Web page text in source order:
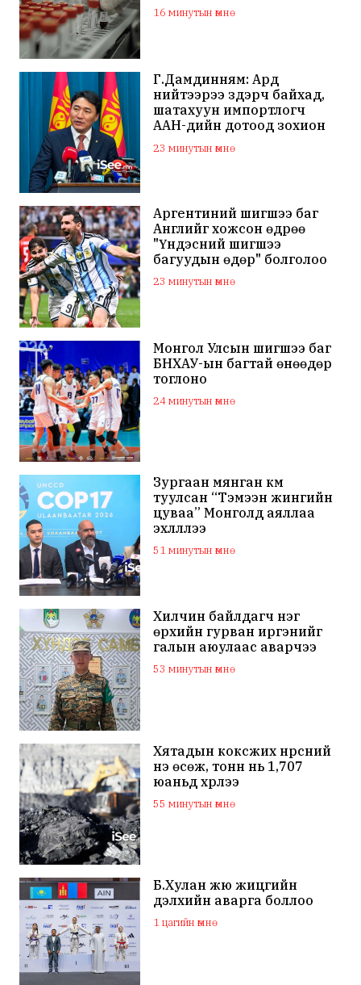
16 минутын өмнө
Г.Дамдинням: Ард
нийтээрээ зүдэрч байхад,
шатахуун импортлогч
ААН-үүдийн дотоод зохион
сайжруулаач
23 минутын өмнө
Аргентиний шигшээ баг
Английг хожсон өдрөө
"Үндэсний шигшээ
багуудын өдөр" болголоо
23 минутын өмнө
Монгол Улсын шигшээ баг
БНХАУ-ын багтай өнөөдөр
тоглоно
24 минутын өмнө
Зургаан мянган км
туулсан “Тэмээн жингийн
цуваа” Монголд аяллаа
эхлүүллээ
51 минутын өмнө
Хилчин байлдагч нэг
өрхийн гурван иргэнийг
галын аюулаас аварчээ
53 минутын өмнө
Хятадын коксжих нүүрсний
үнэ өсөж, тонн нь 1,707
юаньд хүрлээ
55 минутын өмнө
Б.Хулан жюү жицүгийн
дэлхийн аварга боллоо
1 цагийн өмнө